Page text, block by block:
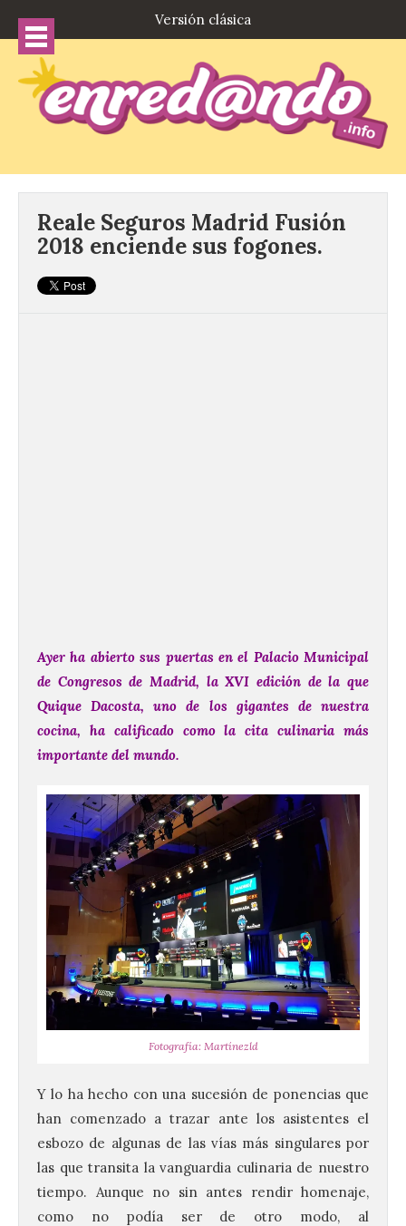
Versión clásica
Reale Seguros Madrid Fusión
2018 enciende sus fogones.
Ayer ha abierto sus puertas en el Palacio Municipal
de Congresos de Madrid, la XVI edición de la que
Quique Dacosta, uno de los gigantes de nuestra
cocina, ha calificado como la cita culinaria más
importante del mundo.
Fotografía: Martínezld
Y lo ha hecho con una sucesión de ponencias que
han comenzado a trazar ante los asistentes el
esbozo de algunas de las vías más singulares por
las que transita la vanguardia culinaria de nuestro
tiempo. Aunque no sin antes rendir homenaje,
como no podía ser de otro modo, al